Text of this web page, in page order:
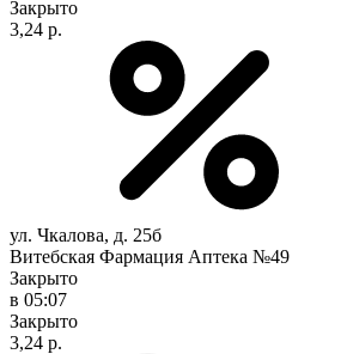
Закрыто
3,24 р.
ул. Чкалова, д. 25б
Витебская Фармация Аптека №49
Закрыто
в 05:07
Закрыто
3,24 р.